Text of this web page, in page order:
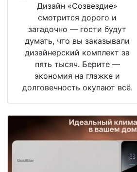
Дизайн «Созвездие»
смотрится дорого и
загадочно — гости будут
думать, что вы заказывали
дизайнерский комплект за
пять тысяч. Берите —
экономия на глажке и
долговечность окупают всё.